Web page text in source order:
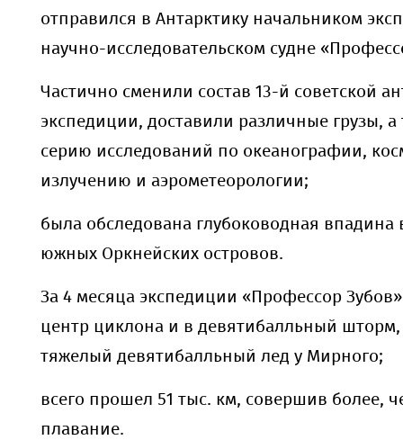
отправился в Антарктику начальником
научно-исследовательском судне
Частично сменили состав 13-й советской
экспедиции, доставили различные грузы,
серию исследований по океанографии,
излучению и аэрометеорологии;
была обследована глубоководная впадина
южных Оркнейских островов.
За 4 месяца экспедиции «Профессор
центр циклона и в девятибалльный
тяжелый девятибалльный лед у Мирного;
всего прошел 51 тыс. км, совершив более,
плавание.